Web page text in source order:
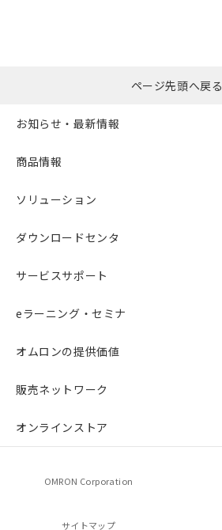
ページ先頭へ戻る
お知らせ・最新情報
商品情報
ソリューション
ダウンロードセンタ
サービスサポート
eラーニング・セミナ
オムロンの提供価値
販売ネットワーク
オンラインストア
OMRON Corporation
サイトマップ